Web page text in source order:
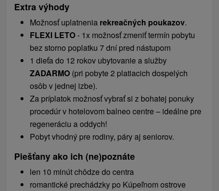
Extra výhody
Možnosť uplatnenia rekreačných poukazov.
FLEXI LETO- 1x možnosť zmeniť termín pobytu
bez storno poplatku 7 dní pred nástupom
1 dieťa do 12 rokov ubytovanie a služby
ZADARMO (pri pobyte 2 platiacich dospelých
osôb v jednej izbe).
Za príplatok možnosť vybrať si z bohatej ponuky
procedúr v hotelovom balneo centre – ideálne pre
regeneráciu a oddych!
Pobyt vhodný pre rodiny, páry aj seniorov.
Piešťany ako ich (ne)poznáte
len 10 minút chôdze do centra
romantické prechádzky po Kúpeľnom ostrove